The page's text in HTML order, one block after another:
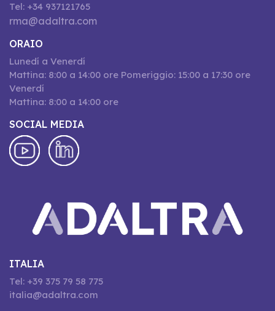
Tel: +34 937121765
rma@adaltra.com
ORAIO
Lunedí a Venerdí
Mattina: 8:00 a 14:00 ore Pomeriggio: 15:00 a 17:30 ore
Venerdí
Mattina: 8:00 a 14:00 ore
SOCIAL MEDIA
ITALIA
Tel: +39 375 79 58 775
italia@adaltra.com